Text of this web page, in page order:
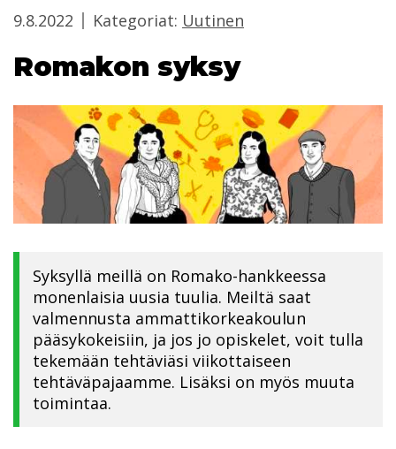
9.8.2022 Kategoriat: Uutinen
Romakon syksy
Syksyllä meillä on Romako-hankkeessa
monenlaisia uusia tuulia. Meiltä saat
valmennusta ammattikorkeakoulun
pääsykokeisiin, ja jos jo opiskelet, voit tulla
tekemään tehtäviäsi viikottaiseen
tehtäväpajaamme. Lisäksi on myös muuta
toimintaa.